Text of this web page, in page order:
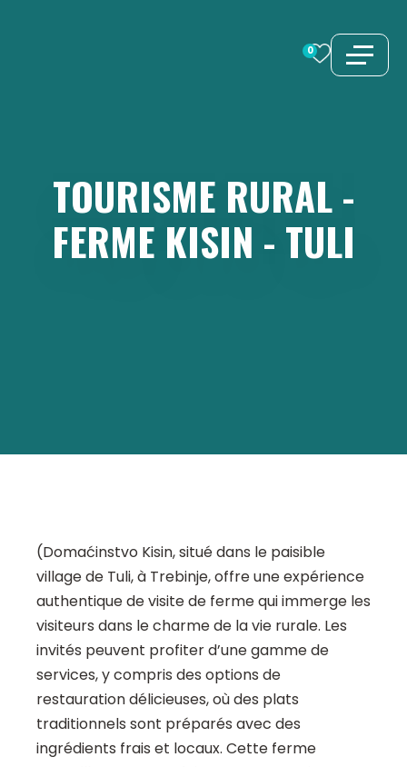
0
TOURISME RURAL-
FERME KISIN - TULI
(Domaćinstvo Kisin, situé dans le paisible
village de Tuli, à Trebinje, offre une expérience
authentique de visite de ferme qui immerge les
visiteurs dans le charme de la vie rurale. Les
invités peuvent profiter d’une gamme de
services, y compris des options de
restauration délicieuses, où des plats
traditionnels sont préparés avec des
ingrédients frais et locaux. Cette ferme